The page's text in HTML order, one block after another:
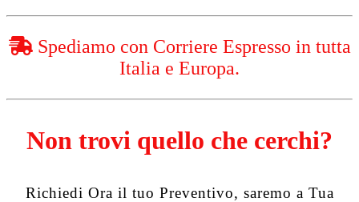
Spediamo con Corriere Espresso in tutta
Italia e Europa.
Non trovi quello che cerchi?
Richiedi Ora il tuo Preventivo, saremo a Tua